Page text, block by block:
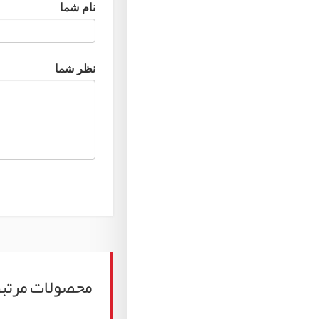
نام شما
نظر شما
محصولات